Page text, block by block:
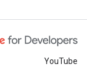
YouTube